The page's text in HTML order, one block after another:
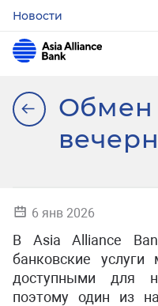
Новости
Обмен
6 янв 2026
В Asia Alliance
банковские
доступными для
поэтому один из